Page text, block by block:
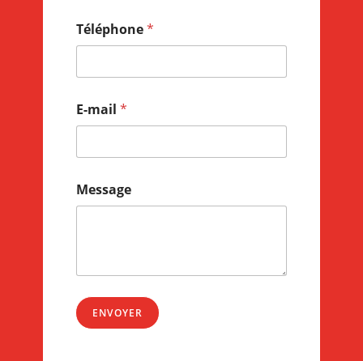
Téléphone*
E-mail *
Message
ENVOYER